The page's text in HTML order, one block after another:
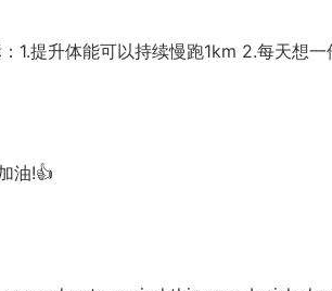
1.提升体能可以持续慢跑1km 2.每天想
油!👍